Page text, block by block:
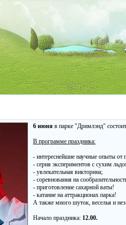
6 июня в парке "Дримлэнд"
В программе праздника:
- интереснейшие научные опыты
- серия экспериментов с сухим
- увлекательная викторина;
- соревнования на
- приготовление сахарной ваты!
- катание на аттракционах парка!
А также много шуток, веселья и
Начало праздника: 12.00.